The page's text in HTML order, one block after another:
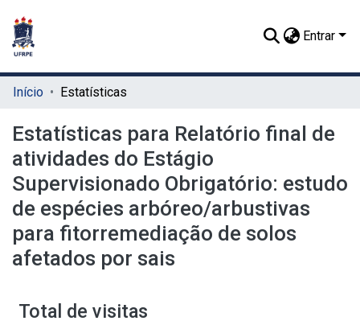
Entrar
Início Estatísticas
Estatísticas para Relatório final de
atividades do Estágio
Supervisionado Obrigatório: estudo
de espécies arbóreo/arbustivas
para fitorremediação de solos
afetados por sais
Total de visitas